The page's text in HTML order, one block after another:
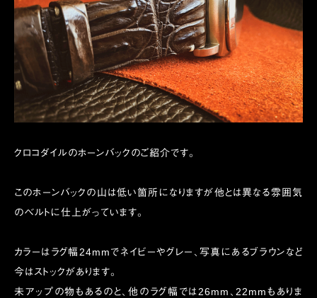
クロコダイルのホーンバックのご紹介です。
このホーンバックの山は低い箇所になりますが他とは異なる雰囲気
のベルトに仕上がっています。
カラーはラグ幅24mmでネイビーやグレー、写真にあるブラウンなど
今はストックがあります。
未アップの物もあるのと、他のラグ幅では26mm、22mmもありま